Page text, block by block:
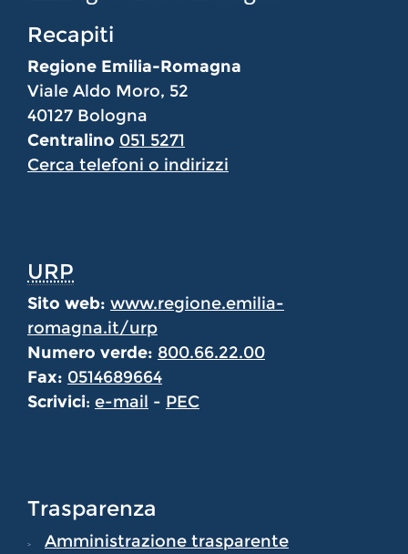
Recapiti
Regione Emilia-Romagna
Viale Aldo Moro, 52
40127 Bologna
Centralino 051 5271
Cerca telefoni o indirizzi
URP
Sito web: www.regione.emilia-
romagna.it/urp
Numero verde: 800.66.22.00
Fax: 0514689664
Scrivici: e-mail - PEC
Trasparenza
Amministrazione trasparente